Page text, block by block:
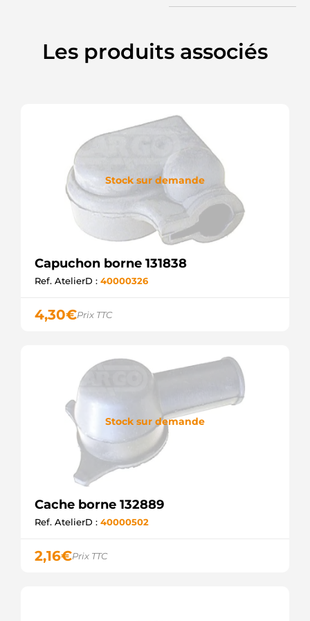
Les produits associés
Stock sur demande
Capuchon borne 131838
Ref. AtelierD : 40000326
4,30€Prix TTC
Stock sur demande
Cache borne 132889
Ref. AtelierD : 40000502
2,16€Prix TTC